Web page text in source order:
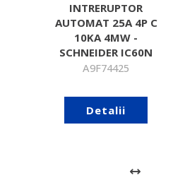
INTRERUPTOR
AUTOMAT 25A 4P C
10KA 4MW -
SCHNEIDER IC60N
A9F74425
Detalii